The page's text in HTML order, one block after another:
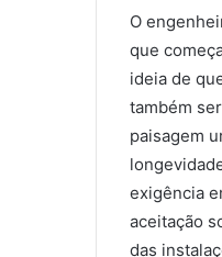
O
que
ideia de
também
paisagem
exigência
aceitação
das